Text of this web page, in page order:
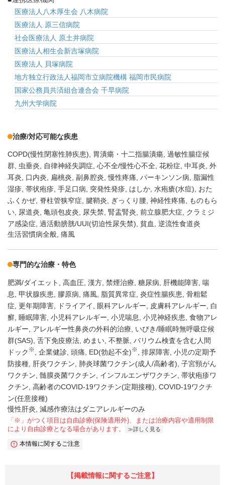
医療法人八木厚生会 八木病院
医療法人 原三信病院
社会医療法人 原土井病院
医療法人相生会新吉塚病院
医療法人 貝塚病院
地方独立行政法人福岡市立病院機構 福岡市民病院
国家公務員共済組合連合会 千早病院
九州大学病院
治療/対応可能な疾患
COPD(慢性閉塞性肺疾患) 胃潰瘍・十二指腸潰瘍 過敏性腸症候
群 虫垂炎 自律神経失調症 心不全/慢性心不全 花粉症 中耳炎 外
耳炎
口内炎 扁桃炎 副鼻腔炎 慢性疼痛 パーキンソン病
脂漏性
湿疹 帯状疱疹 手足口病 突発性発疹 はしか 水疱瘡(水痘)
おた
ふくかぜ 脊柱管狭窄症 腱鞘炎 ぎっくり腰 神経性疼痛
ものもら
い 尿道炎 亀頭包皮炎 尿失禁 腎盂腎炎 前立腺肥大症
クラミジ
ア感染症 過活動膀胱/UUI(切迫性尿失禁) 貧血
逆流性食道炎
生活習慣病全般, 痛風
専門的な治療・特色
肥満/ダイエット 高血圧 漢方 禁煙治療 糖尿病 肝機能障害 喘
息
甲状腺疾患 膠原病 痛風 脂質異常症 炎症性腸疾患 骨粗鬆
症 更年期障害 ドライアイ 眼科アレルギー 皮膚科アレルギー
白
癬 睡眠障害 小児科アレルギー 小児喘息 小児神経疾患 食物アレ
ルギー
アレルギー性鼻炎の外科的治療
いびき/睡眠時無呼吸症候
群(SAS) 舌下免疫療法 めまい 不整脈 バリウム検査を含む人間
ドック ※ 企業健診 頭痛 ED(勃起不全)※ 排尿障害 小児の定期予
防接種
肝炎ワクチン 肺炎球菌ワクチン(成人/高齢者) 子宮頸がん
ワクチン 髄膜炎菌ワクチン インフルエンザワクチン 帯状疱疹ワ
クチン 高齢者のCOVID-19ワクチン(定期接種) COVID-19ワクチ
ン(任意接種)
慢性肝炎, 減感作療法はダニアレルギーのみ
「※」がつく項目は自由診療(保険適用外)、または治療内容や適用制限
により自由診療となる場合があります。
詳しく見る
本情報に関するご注意
【掲載情報に関するご注意】